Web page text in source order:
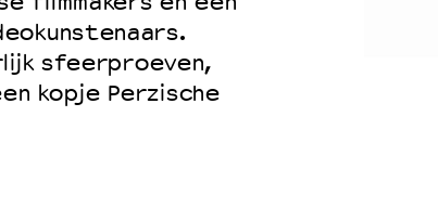
sfeerproeven,
kopje Perzische